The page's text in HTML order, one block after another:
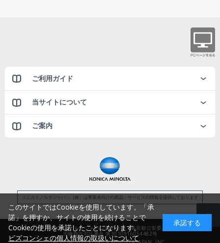
ご利用ガイド
当サイトについて
ご案内
コニカミノルタジャパン（株）は事業者向けの商品・サービスの情報を提供しております
コニカミノルタジャパン株式会社／東京都公安委員会
古物商許可証番号 第3010916054482号
このサイトではCookieを使用しています。「承
諾」を押すか、サイトの使用を続けることで
Cookieの使用を承諾したことになります。
ビズコンシェの個人情報の取扱いについて
承諾する